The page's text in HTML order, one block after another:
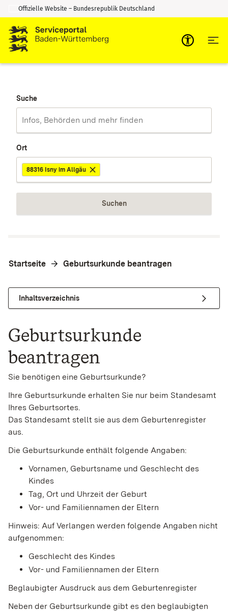
Zum Inhalt springen
Zur Suche springen
Offizielle Website – Bundesrepublik Deutschland
Suche
Ort
88316 Isny im Allgäu
Suchen
Startseite Geburtsurkunde beantragen
Inhaltsverzeichnis
Geburtsurkunde
beantragen
Sie benötigen eine Geburtsurkunde?
Ihre Geburtsurkunde erhalten Sie nur beim Standesamt
Ihres Geburtsortes.
Das Standesamt stellt sie aus dem Geburtenregister
aus.
Die Geburtsurkunde enthält folgende Angaben:
Vornamen, Geburtsname und Geschlecht des
Kindes
Tag, Ort und Uhrzeit der Geburt
Vor- und Familiennamen der Eltern
Hinweis: Auf Verlangen werden folgende Angaben nicht
aufgenommen:
Geschlecht des Kindes
Vor- und Familiennamen der Eltern
Beglaubigter Ausdruck aus dem Geburtenregister
Neben der Geburtsurkunde gibt es den beglaubigten